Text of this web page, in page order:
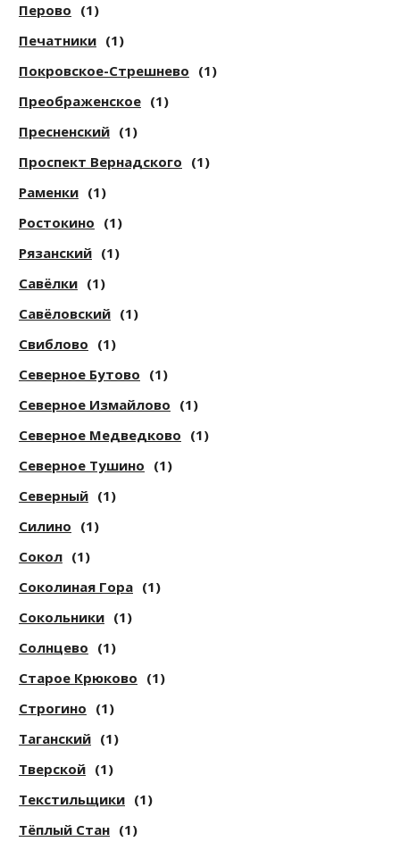
Перово (1)
Печатники (1)
Покровское-Стрешнево (1)
Преображенское (1)
Пресненский (1)
Проспект Вернадского (1)
Раменки (1)
Ростокино (1)
Рязанский (1)
Савёлки (1)
Савёловский (1)
Свиблово (1)
Северное Бутово (1)
Северное Измайлово (1)
Северное Медведково (1)
Северное Тушино (1)
Северный (1)
Силино (1)
Сокол (1)
Соколиная Гора (1)
Сокольники (1)
Солнцево (1)
Старое Крюково (1)
Строгино (1)
Таганский (1)
Тверской (1)
Текстильщики (1)
Тёплый Стан (1)